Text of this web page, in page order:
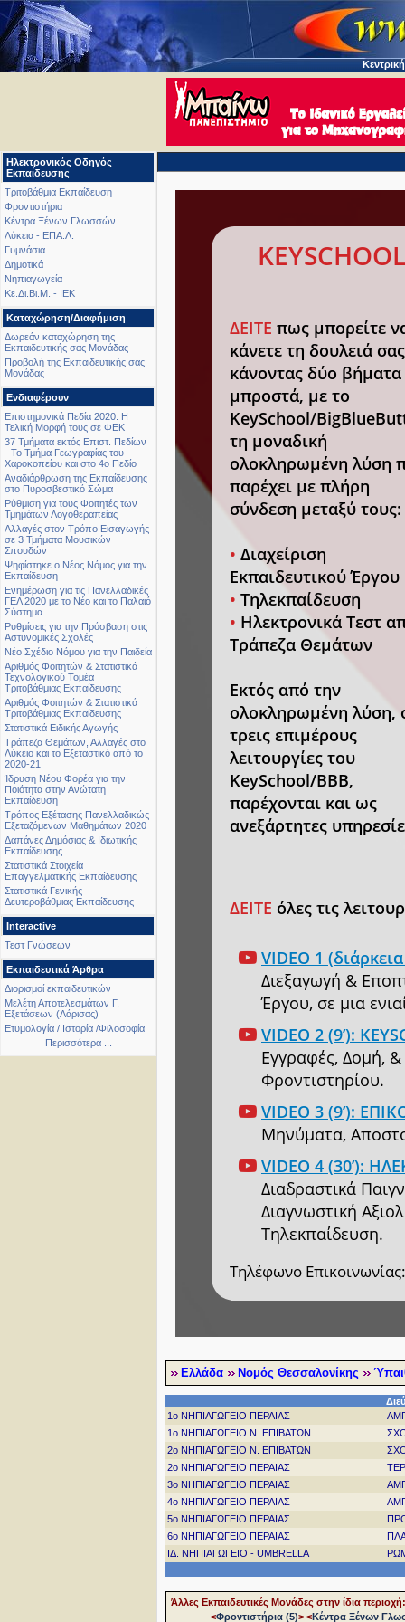
Ηλεκτρονικός Οδηγός
Εκπαίδευσης
Τριτοβάθμια Εκπαίδευση
Φροντιστήρια
Κέντρα Ξένων Γλωσσών
Λύκεια - ΕΠΑ.Λ.
Γυμνάσια
Δημοτικά
Νηπιαγωγεία
Κε.Δι.Βι.Μ. - ΙΕΚ
Καταχώρηση/Διαφήμιση
Δωρεάν καταχώρηση της
Εκπαιδευτικής σας Μονάδας
Προβολή της Εκπαιδευτικής σας
Μονάδας
Ενδιαφέρουν
Επιστημονικά Πεδία 2020: Η
Τελική Μορφή τους σε ΦΕΚ
37 Τμήματα εκτός Επιστ. Πεδίων
- Το Τμήμα Γεωγραφίας του
Χαροκοπείου και στο 4ο Πεδίο
Αναδιάρθρωση της Εκπαίδευσης
στο Πυροσβεστικό Σώμα
Ρύθμιση για τους Φοιτητές των
Τμημάτων Λογοθεραπείας
Αλλαγές στον Τρόπο Εισαγωγής
σε 3 Τμήματα Μουσικών
Σπουδών
Ψηφίστηκε ο Νέος Νόμος για την
Εκπαίδευση
Ενημέρωση για τις Πανελλαδικές
ΓΕΛ 2020 με το Νέο και το Παλαιό
Σύστημα
Ρυθμίσεις για την Πρόσβαση στις
Αστυνομικές Σχολές
Νέο Σχέδιο Νόμου για την Παιδεία
Αριθμός Φοιτητών & Στατιστικά
Τεχνολογικού Τομέα
Τριτοβάθμιας Εκπαίδευσης
Αριθμός Φοιτητών & Στατιστικά
Τριτοβάθμιας Εκπαίδευσης
Στατιστικά Ειδικής Αγωγής
Τράπεζα Θεμάτων, Αλλαγές στο
Λύκειο και το Εξεταστικό από το
2020-21
Ίδρυση Νέου Φορέα για την
Ποιότητα στην Ανώτατη
Εκπαίδευση
Τρόπος Εξέτασης Πανελλαδικώς
Εξεταζόμενων Μαθημάτων 2020
Δαπάνες Δημόσιας & Ιδιωτικής
Εκπαίδευσης
Στατιστικά Στοιχεία
Επαγγελματικής Εκπαίδευσης
Στατιστικά Γενικής
Δευτεροβάθμιας Εκπαίδευσης
Interactive
Τεστ Γνώσεων
Εκπαιδευτικά Άρθρα
Διορισμοί εκπαιδευτικών
Μελέτη Αποτελεσμάτων Γ.
Εξετάσεων (Λάρισας)
Ετυμολογία / Ιστορία /Φιλοσοφία
Περισσότερα ...
ΔΕΙΤΕ πως μπορείτε
κάνετε τη δουλειά
κάνοντας δύο βήματα
μπροστά, με το
KeySchool/
τη μοναδική
ολοκληρωμένη λύση
παρέχει με πλήρη
σύνδεση μεταξύ τους:
• Διαχείριση
Εκπαιδευτικού Έργου
• Τηλεκπαίδευση
• Ηλεκτρονικά Τεστ
Τράπεζα Θεμάτων
Εκτός από την
ολοκληρωμένη λύση,
τρεις επιμέρους
λειτουργίες του
KeySchool/BBB,
παρέχονται και ως
ανεξάρτητες
ΔΕΙΤΕ όλες τις
VIDEO 1
Διεξαγωγή &
Έργου, σε μια
VIDEO 2 (9’):
Εγγραφές, Δομή,
Φροντιστηρίου.
VIDEO 3 (9’):
Μηνύματα,
VIDEO 4 (30’):
Διαδραστικά
Διαγνωστική
Τηλεκπαίδευση.
Τηλέφωνο
Ελλάδα Νομός Θεσσαλονίκης
1ο ΝΗΠΙΑΓΩΓΕΙΟ ΠΕΡΑΙΑΣ
1ο ΝΗΠΙΑΓΩΓΕΙΟ Ν. ΕΠΙΒΑΤΩΝ
2ο ΝΗΠΙΑΓΩΓΕΙΟ Ν. ΕΠΙΒΑΤΩΝ
2ο ΝΗΠΙΑΓΩΓΕΙΟ ΠΕΡΑΙΑΣ
3ο ΝΗΠΙΑΓΩΓΕΙΟ ΠΕΡΑΙΑΣ
4ο ΝΗΠΙΑΓΩΓΕΙΟ ΠΕΡΑΙΑΣ
5ο ΝΗΠΙΑΓΩΓΕΙΟ ΠΕΡΑΙΑΣ
6ο ΝΗΠΙΑΓΩΓΕΙΟ ΠΕΡΑΙΑΣ
ΙΔ. ΝΗΠΙΑΓΩΓΕΙΟ - UMBRELLA
Άλλες Εκπαιδευτικές Μονάδες στην ίδια περιοχή:
<Φροντιστήρια (5)> <Κέντρα Ξένων